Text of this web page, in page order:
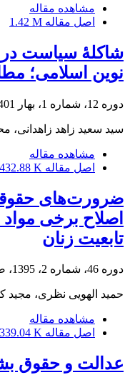
مشاهده مقاله
اصل مقاله 1.42 M
شاکلۀ سیاست
نوین اسلامی؛
دوره 12، شماره 1، بهار 1401، صفحه
سید سعید زاهد زاهدانی،
مشاهده مقاله
اصل مقاله 432.88 K
ضرورت‌های
اصلاح برخی
تابعیت زنان
دوره 46، شماره 2، 1395، صفحه
حمید الهویی نظری، مجید
مشاهده مقاله
اصل مقاله 339.04 K
عدالت و حقوق